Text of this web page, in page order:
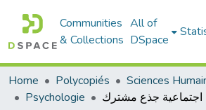
Communities
& Collections
All of
DSpace
Home Polycopiés
Psychologie